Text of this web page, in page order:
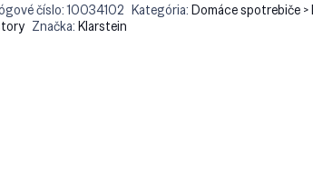
číslo:10034102 Kategória:Domáce spotrebiče
Značka:Klarstein